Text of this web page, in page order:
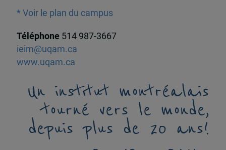
* Voir le plan du campus
Téléphone 514 987-3667
ieim@uqam.ca
www.uqam.ca
Un institut montréalais
tourné vers le monde,
depuis plus de 20 ans!